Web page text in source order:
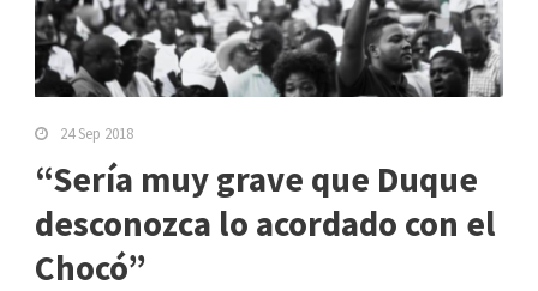
24 Sep 2018
“Sería muy grave que Duque
desconozca lo acordado con el
Chocó”